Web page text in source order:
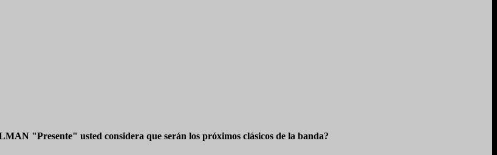
"Presente" usted considera que serán los próximos clásicos de la banda?